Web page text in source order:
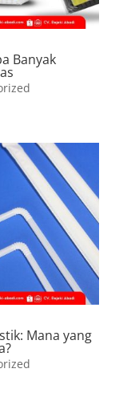
Banyak
Mana yang